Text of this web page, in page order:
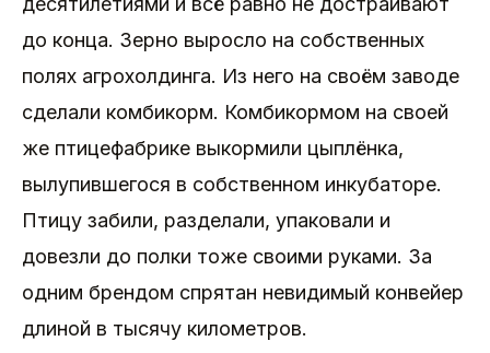
до конца. Зерно выросло на собственных
полях агрохолдинга. Из него на своём заводе
сделали комбикорм. Комбикормом на своей
же птицефабрике выкормили цыплёнка,
вылупившегося в собственном инкубаторе.
Птицу забили, разделали, упаковали и
довезли до полки тоже своими руками. За
одним брендом спрятан невидимый конвейер
длиной в тысячу километров.